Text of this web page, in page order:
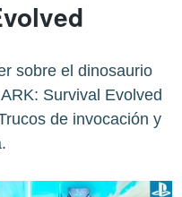
sobre el dinosaurio
Survival Evolved
de invocación y